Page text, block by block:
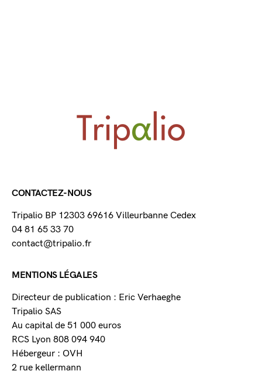
CONTACTEZ-NOUS
Tripalio BP 12303 69616 Villeurbanne Cedex
04 81 65 33 70
contact@tripalio.fr
MENTIONS LÉGALES
Directeur de publication : Eric Verhaeghe
Tripalio SAS
Au capital de 51 000 euros
RCS Lyon 808 094 940
Hébergeur : OVH
2 rue kellermann